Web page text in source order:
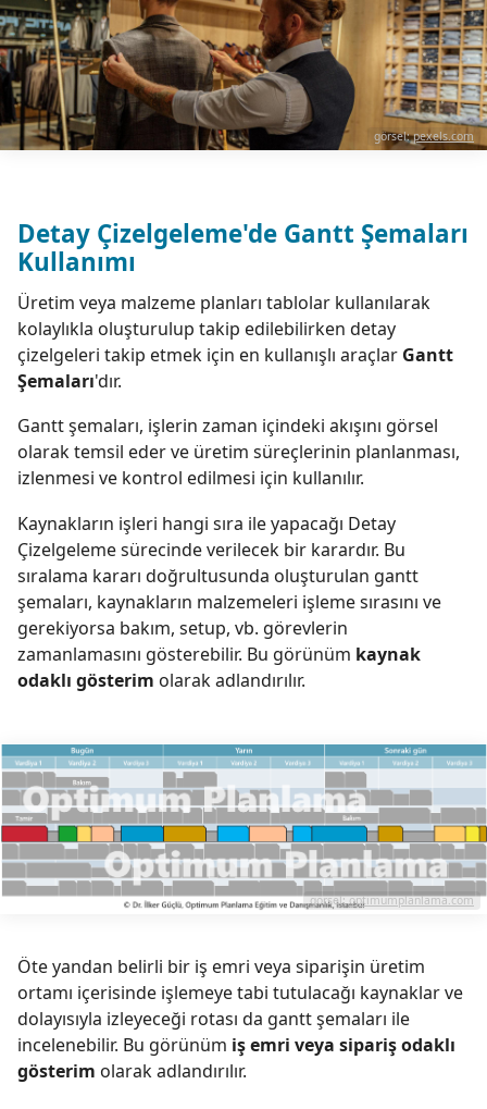
görsel:pexels.com
Detay Çizelgeleme'de Gantt Şemaları
Kullanımı
Üretim veya malzeme planları tablolar kullanılarak
kolaylıkla oluşturulup takip edilebilirken detay
çizelgeleri takip etmek için en kullanışlı araçlar Gantt
Şemaları'dır.
Gantt şemaları, işlerin zaman içindeki akışını görsel
olarak temsil eder ve üretim süreçlerinin planlanması,
izlenmesi ve kontrol edilmesi için kullanılır.
Kaynakların işleri hangi sıra ile yapacağı Detay
Çizelgeleme sürecinde verilecek bir karardır. Bu
sıralama kararı doğrultusunda oluşturulan gantt
şemaları, kaynakların malzemeleri işleme sırasını ve
gerekiyorsa bakım, setup, vb. görevlerin
zamanlamasını gösterebilir. Bu görünüm kaynak
odaklı gösterim olarak adlandırılır.
görsel:optimumplanlama.com
Öte yandan belirli bir iş emri veya siparişin üretim
ortamı içerisinde işlemeye tabi tutulacağı kaynaklar ve
dolayısıyla izleyeceği rotası da gantt şemaları ile
incelenebilir. Bu görünüm iş emri veya sipariş odaklı
gösterim olarak adlandırılır.